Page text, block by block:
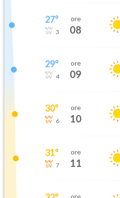
27°
3
ore
08
29°
4
ore
09
30°
6
ore
10
31°
7
ore
11
ore